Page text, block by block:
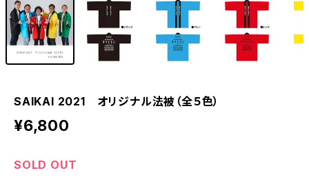
SAIKAI 2021 オリジナル法被（全５色）
¥6,800
SOLD OUT